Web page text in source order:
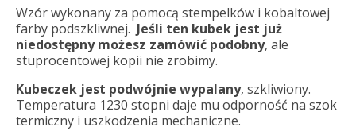
Wzór wykonany za pomocą stempelków i kobaltowej
farby podszkliwnej. Jeśli ten kubek jest już
niedostępny możesz zamówić podobny, ale
stuprocentowej kopii nie zrobimy.
Kubeczek jest podwójnie wypalany, szkliwiony.
Temperatura 1230 stopni daje mu odporność na szok
termiczny i uszkodzenia mechaniczne.